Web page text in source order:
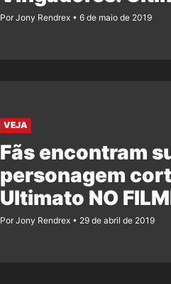
Por Jony Rendrex 6 de maio de 2019
VEJA
Fãs encontram
personagem
Ultimato NO
Por Jony Rendrex 29 de abril de 2019